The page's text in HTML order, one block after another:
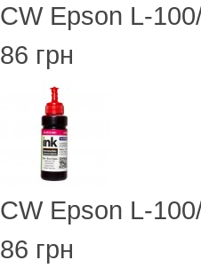
CW Epson L-
86 грн
CW Epson L-
86 грн